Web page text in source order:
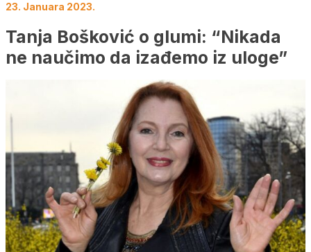
23. Januara 2023.
Tanja Bošković o glumi: “Nikada
ne naučimo da izađemo iz uloge”